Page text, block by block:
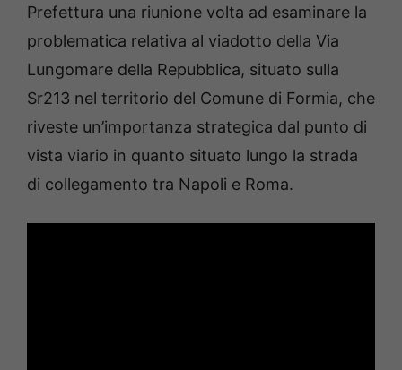
Prefettura una riunione volta ad esaminare la
problematica relativa al viadotto della Via
Lungomare della Repubblica, situato sulla
Sr213 nel territorio del Comune di Formia, che
riveste un’importanza strategica dal punto di
vista viario in quanto situato lungo la strada
di collegamento tra Napoli e Roma.